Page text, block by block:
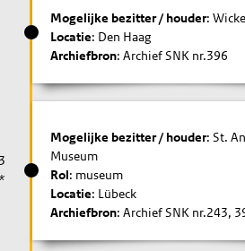
Mogelijke bezitter / houder:
Locatie: Den Haag
Archiefbron: Archief SNK nr.396
Mogelijke bezitter / houder: St.
Museum
Rol: museum
Locatie: Lübeck
Archiefbron: Archief SNK nr.243,